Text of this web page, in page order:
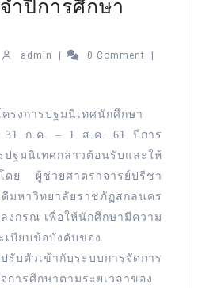
ำปีการศึกษา
admin | 0 Comment
|
รงการปฐมนิเทศนักศึกษา
31 ก.ค. – 1 ส.ค. 61 ปีการ
ปฐมนิเทศกล่าวต้อนรับและให้
ดย ผู้ช่วยศาตราจารย์ปรีชา
หาวิทยาลัยราชภัฏสกลนคร
งกรณ เพื่อให้นักศึกษามีความ
เบียบข้อบังคับของ
บตัวเข้ากับระบบการจัดการ
การศึกษาตามระยเวลาของ